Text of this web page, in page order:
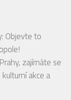
Objevte to
zajímáte se
akce a